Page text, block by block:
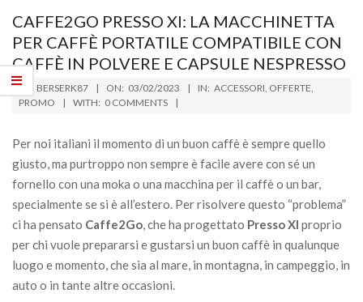
CAFFE2GO PRESSO XI: LA MACCHINETTA
PER CAFFÈ PORTATILE COMPATIBILE CON
CAFFÈ IN POLVERE E CAPSULE NESPRESSO
2023-
02-
BY: BERSERK87 ON: 03/02/2023 IN: ACCESSORI OFFERTE
PROMO
WITH: 0 COMMENTS
Per noi italiani il momento di un buon caffè è sempre quello
giusto, ma purtroppo non sempre è facile avere con sé un
fornello con una moka o una macchina per il caffè o un bar,
specialmente se si è all’estero. Per risolvere questo “problema”
ci ha pensato Caffe2Go, che ha progettato Presso XI proprio
per chi vuole prepararsi e gustarsi un buon caffè in qualunque
luogo e momento, che sia al mare, in montagna, in campeggio, in
auto o in tante altre occasioni.